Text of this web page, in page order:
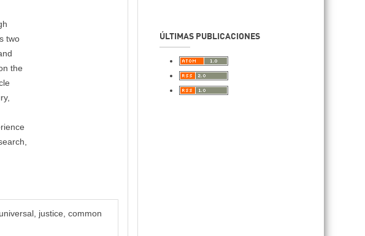
two
the
justice, common
ÚLTIMAS PUBLICACIONES